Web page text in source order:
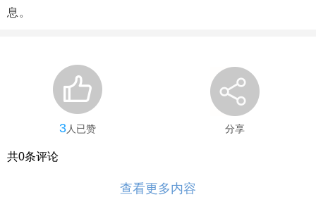
息。
3人已赞 分享
共0条评论
查看更多内容